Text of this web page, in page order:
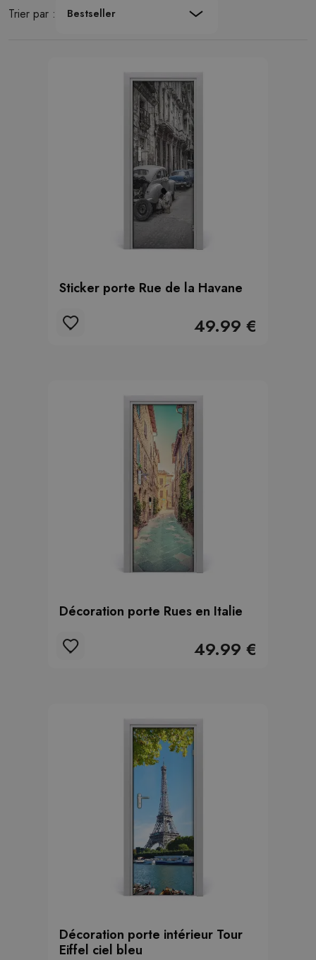
Trier par :
Bestseller
Sticker porte Rue de la Havane
49.99 €
Décoration porte Rues en Italie
49.99 €
Décoration porte intérieur Tour
Eiffel ciel bleu